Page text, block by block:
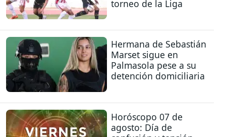
torneo de la Liga
Hermana de Sebastián
Marset sigue en
Palmasola pese a su
detención domiciliaria
Horóscopo 07 de
agosto: Día de